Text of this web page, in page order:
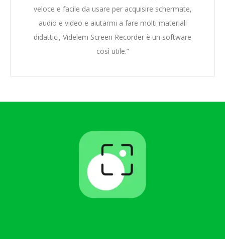
veloce e facile da usare per acquisire schermate,
audio e video e aiutarmi a fare molti materiali
didattici, Videlem Screen Recorder è un software
così utile.”